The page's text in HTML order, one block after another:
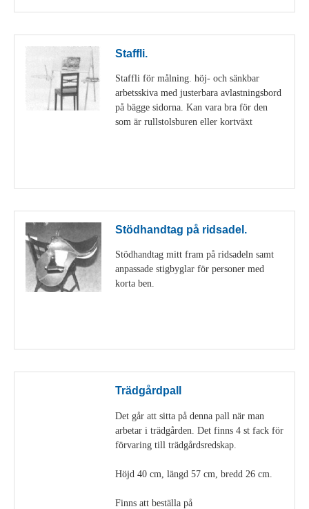
Staffli.
Staffli för målning. höj- och sänkbar
arbetsskiva med justerbara avlastningsbord
på bägge sidorna. Kan vara bra för den
som är rullstolsburen eller kortväxt
Stödhandtag på ridsadel.
Stödhandtag mitt fram på ridsadeln samt
anpassade stigbyglar för personer med
korta ben.
Trädgårdpall
Det går att sitta på denna pall när man
arbetar i trädgården. Det finns 4 st fack för
förvaring till trädgårdsredskap.
Höjd 40 cm, längd 57 cm, bredd 26 cm.
Finns att beställa på